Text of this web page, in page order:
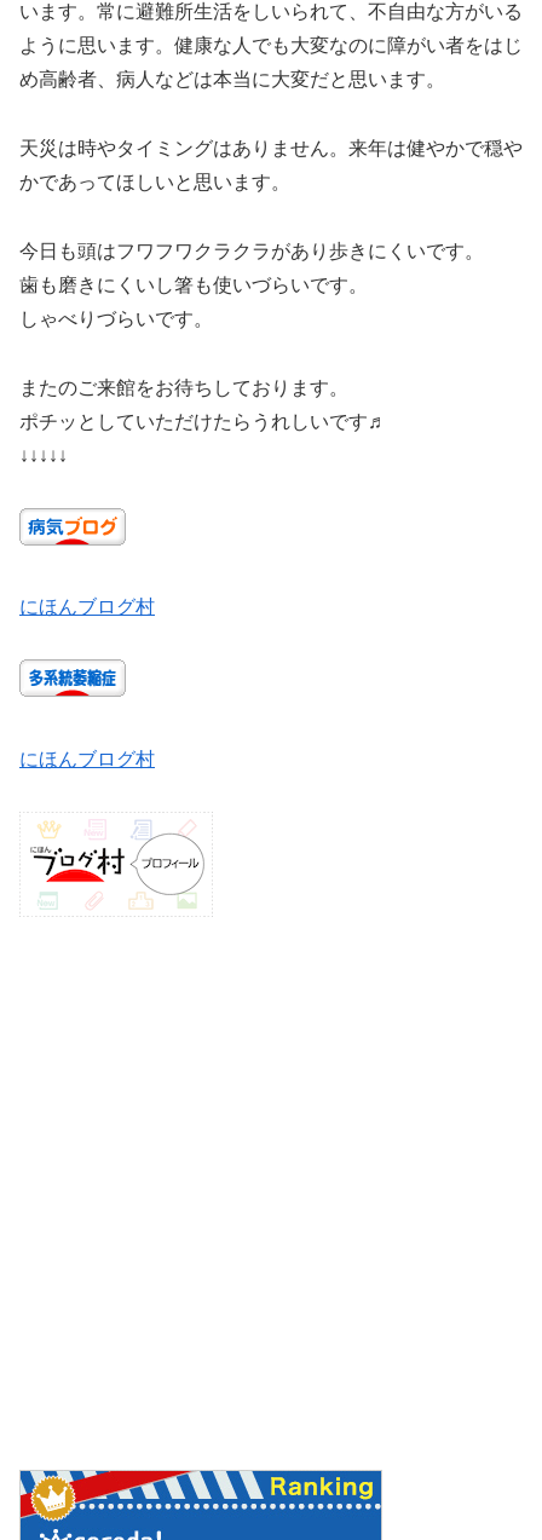
います。常に避難所生活をしいられて、不自由な方がいる
ように思います。健康な人でも大変なのに障がい者をはじ
め高齢者、病人などは本当に大変だと思います。
天災は時やタイミングはありません。来年は健やかで穏や
かであってほしいと思います。
今日も頭はフワフワクラクラがあり歩きにくいです。
歯も磨きにくいし箸も使いづらいです。
しゃべりづらいです。
またのご来館をお待ちしております。
ポチッとしていただけたらうれしいです♬
↓↓↓↓↓
にほんブログ村
にほんブログ村